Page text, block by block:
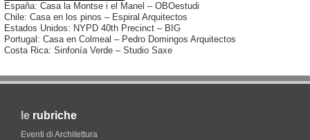
España: Casa la Montse i el Manel – OBOestudi
Chile: Casa en los pinos – Espiral Arquitectos
Estados Unidos: NYPD 40th Precinct – BIG
Portugal: Casa en Colmeal – Pedro Domingos Arquitectos
Costa Rica: Sinfonía Verde – Studio Saxe
le rubriche
Eventi di Architettura